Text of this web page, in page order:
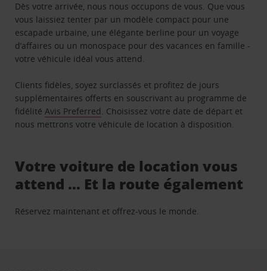
Dès votre arrivée, nous nous occupons de vous. Que vous
vous laissiez tenter par un modèle compact pour une
escapade urbaine, une élégante berline pour un voyage
d’affaires ou un monospace pour des vacances en famille -
votre véhicule idéal vous attend.
Clients fidèles, soyez surclassés et profitez de jours
supplémentaires offerts en souscrivant au programme de
fidélitéAvis Preferred. Choisissez votre date de départ et
nous mettrons votre véhicule de location à disposition.
Votre voiture de location vous
attend … Et la route également
Réservez maintenant et offrez-vous le monde.